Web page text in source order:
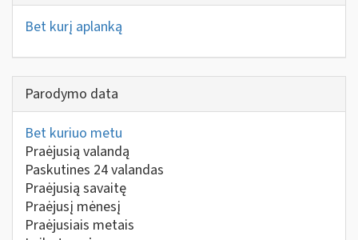
Bet kurį aplanką
Parodymo data
Bet kuriuo metu
Praėjusią valandą
Paskutines 24 valandas
Praėjusią savaitę
Praėjusį mėnesį
Praėjusiais metais